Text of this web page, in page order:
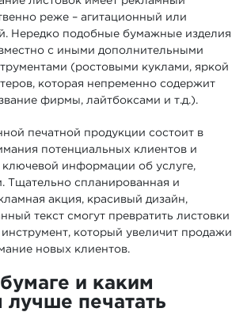
реже – агитационный или
Нередко подобные бумажные изделия
с иными дополнительными
(ростовыми куклами, яркой
которая непременно содержит
фирмы, лайтбоксами и т.д.).
печатной продукции состоит в
потенциальных клиентов и
ключевой информации об услуге,
Тщательно спланированная и
акция, красивый дизайн,
текст смогут превратить листовки
который увеличит продажи
новых клиентов.
и каким
лучше печатать